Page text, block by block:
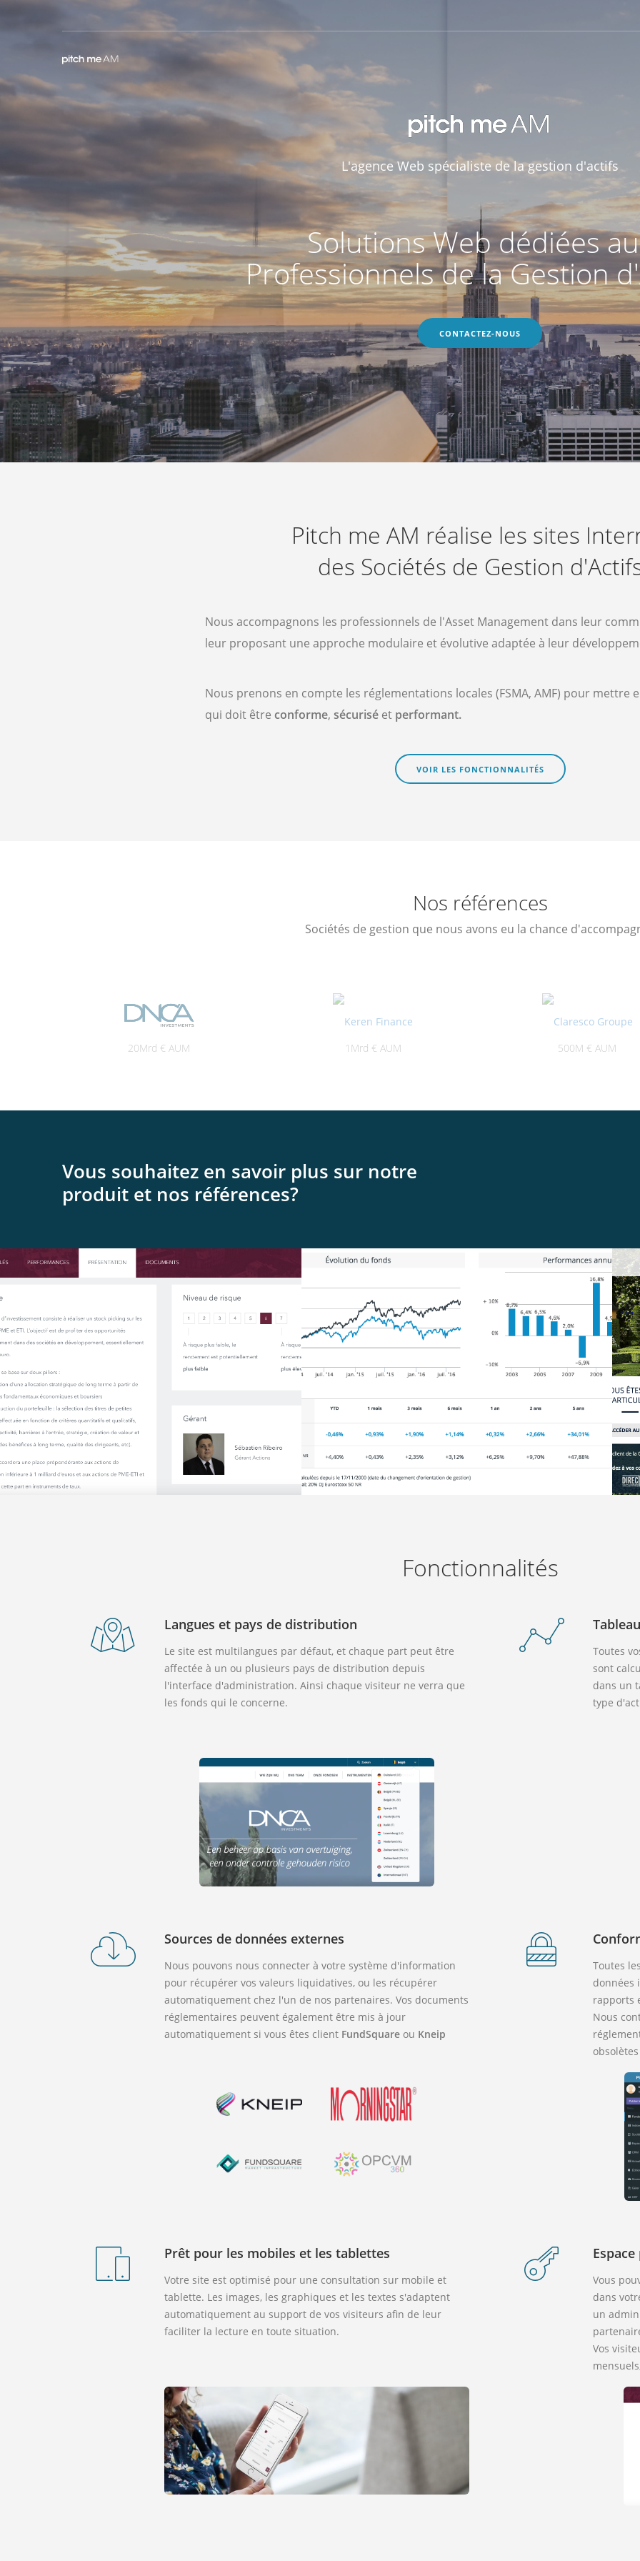
L'agence Web spécialiste de la gestion d'actifs
Solutions Web dédiées
Professionnels de la Gestion
CONTACTEZ-NOUS
Pitch me AM réalise les sites
des Sociétés de Gestion
Nous accompagnons les professionnels de l'Asset Management dans leur
leur proposant une approche modulaire et évolutive adaptée à leur
Nous prenons en compte les réglementations locales (FSMA, AMF) pour mettre
qui doit être conforme, sécurisé et performant.
VOIR LES FONCTIONNALITÉS
Nos références
Sociétés de gestion que nous avons eu la chance
20Mrd € AUM 1Mrd € AUM 500M € AUM
Vous souhaitez en savoir plus sur notre
produit et nos références?
Fonctionnalités
Langues et pays de distribution
Le site est multilangues par défaut, et chaque part peut être
affectée à un ou plusieurs pays de distribution depuis
l'interface d'administration. Ainsi chaque visiteur ne verra que
les fonds qui le concerne.
Toutes
sont
dans un
type
Sources de données externes
Nous pouvons nous connecter à votre système d'information
pour récupérer vos valeurs liquidatives, ou les récupérer
automatiquement chez l'un de nos partenaires. Vos documents
réglementaires peuvent également être mis à jour
automatiquement si vous êtes client FundSquare ou Kneip
Toutes
données
rapports
Nous
Prêt pour les mobiles et les tablettes
Votre site est optimisé pour une consultation sur mobile et
tablette. Les images, les graphiques et les textes s'adaptent
automatiquement au support de vos visiteurs afin de leur
faciliter la lecture en toute situation.
Vous
dans
un
Vos